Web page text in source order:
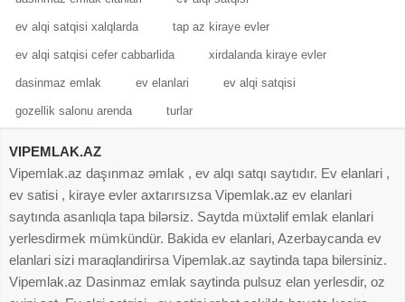
ev alqi satqisi xalqlarda tap az kiraye evler
ev alqi satqisi cefer cabbarlida xirdalanda kiraye evler
dasinmaz emlak ev elanlari ev alqi satqisi
gozellik salonu arenda turlar
VIPEMLAK.AZ
Vipemlak.az daşınmaz əmlak , ev alqı satqı saytıdır. Ev elanlari ,
ev satisi , kiraye evler axtarırsızsa Vipemlak.az ev elanlari
saytında asanlıqla tapa bilərsiz. Saytda müxtəlif emlak elanlari
yerlesdirmek mümkündür. Bakida ev elanlari, Azerbaycanda ev
elanlari sizi maraqlandirirsa Vipemlak.az saytinda tapa bilersiniz.
Vipemlak.az Dasinmaz emlak saytinda pulsuz elan yerlesdir, oz